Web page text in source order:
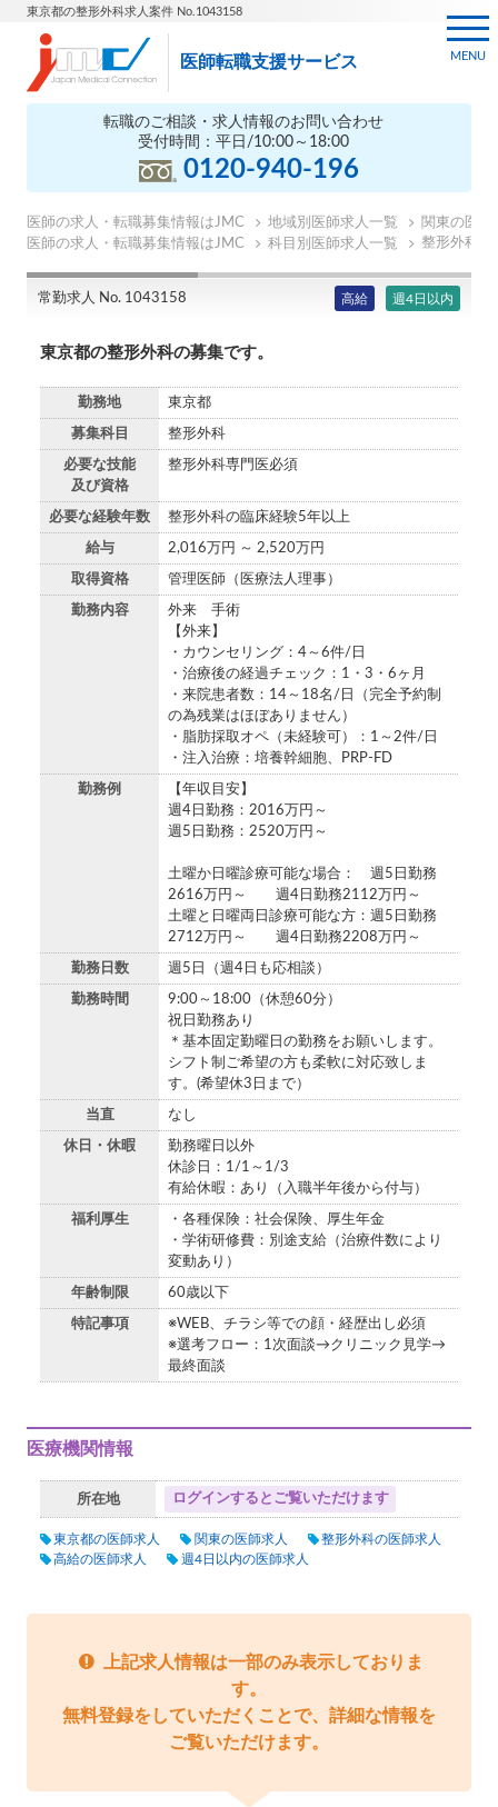
東京都の整形外科求人案件 No.1043158
医師転職支援サービス
転職のご相談・求人情報のお問い合わせ
受付時間：平日/10:00～18:00
0120-940-196
MENU
医師の求人・転職募集情報はJMC 地域別医師求人一覧
関東の医師
医師の求人・転職募集情報はJMC
科目別医師求人一覧 整形外科の
常勤求人 No. 1043158 高給 週4日以内
東京都の整形外科の募集です。
勤務地 東京都
募集科目 整形外科
必要な技能
及び資格
整形外科専門医必須
必要な経験年数 整形外科の臨床経験5年以上
給与 2,016万円 ～ 2,520万円
取得資格 管理医師（医療法人理事）
勤務内容
外来 手術
【外来】
・カウンセリング：4～6件/日
・治療後の経過チェック：1・3・6ヶ月
・来院患者数：14～18名/日（完全予約制
の為残業はほぼありません）
・脂肪採取オペ（未経験可）：1～2件/日
・注入治療：培養幹細胞、PRP-FD
勤務例
【年収目安】
週4日勤務：2016万円～
週5日勤務：2520万円～
土曜か日曜診療可能な場合： 週5日勤務
2616万円～ 週4日勤務2112万円～
土曜と日曜両日診療可能な方：週5日勤務
2712万円～ 週4日勤務2208万円～
勤務日数 週5日（週4日も応相談）
勤務時間
9:00～18:00（休憩60分）
祝日勤務あり
＊基本固定勤曜日の勤務をお願いします。
シフト制ご希望の方も柔軟に対応致しま
す。(希望休3日まで）
当直 なし
休日・休暇
勤務曜日以外
休診日：1/1～1/3
有給休暇：あり（入職半年後から付与）
福利厚生
・各種保険：社会保険、厚生年金
・学術研修費：別途支給（治療件数により
変動あり）
年齢制限 60歳以下
特記事項
※WEB、チラシ等での顔・経歴出し必須
※選考フロー：1次面談→クリニック見学→
最終面談
医療機関情報
所在地 ログインするとご覧いただけます
東京都の医師求人 関東の医師求人
整形外科の医師求人
高給の医師求人
週4日以内の医師求人
上記求人情報は一部のみ表示しておりま
す。
無料登録をしていただくことで、詳細な情報を
ご覧いただけます。